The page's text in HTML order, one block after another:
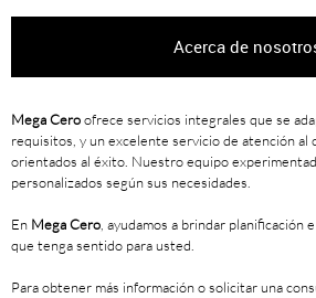
Acerca de
Mega Ceroofrece servicios integrales que se
requisitos, y un excelente servicio de atención al
orientados al éxito. Nuestro equipo
personalizados según sus necesidades.
En Mega Cero , ayudamos a brindar planificación
que tenga sentido para usted.
Para obtener más información o solicitar una